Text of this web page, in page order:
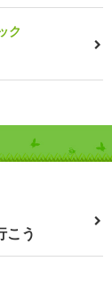
ク
こう